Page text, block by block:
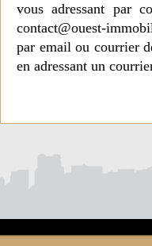
vous adressant par
contact@ouest-
par email ou courrier
en adressant un